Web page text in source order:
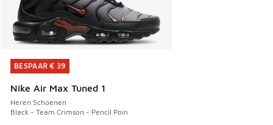
BESPAAR € 39
Nike Air Max Tuned 1
Heren Schoenen
Black - Team Crimson - Pencil Poin
BESPAAR € 39